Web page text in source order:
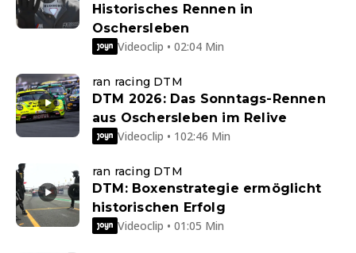
Historisches Rennen in
Oschersleben
Videoclip • 02:04 Min
ran racing DTM
DTM 2026: Das Sonntags-Rennen
aus Oschersleben im Relive
Videoclip • 102:46 Min
ran racing DTM
DTM: Boxenstrategie ermöglicht
historischen Erfolg
Videoclip • 01:05 Min